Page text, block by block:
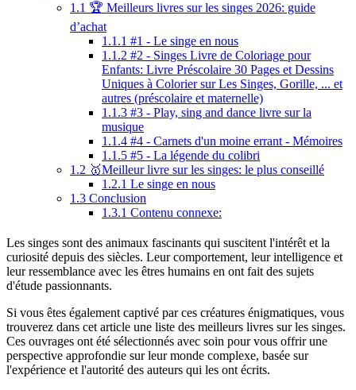
1.1 🏆 Meilleurs livres sur les singes 2026: guide
d’achat
1.1.1 #1 - Le singe en nous
1.1.2 #2 - Singes Livre de Coloriage pour
Enfants: Livre Préscolaire 30 Pages et Dessins
Uniques à Colorier sur Les Singes, Gorille, ... et
autres (préscolaire et maternelle)
1.1.3 #3 - Play, sing and dance livre sur la
musique
1.1.4 #4 - Carnets d'un moine errant - Mémoires
1.1.5 #5 - La légende du colibri
1.2 🥇Meilleur livre sur les singes: le plus conseillé
1.2.1 Le singe en nous
1.3 Conclusion
1.3.1 Contenu connexe:
Les singes sont des animaux fascinants qui suscitent l'intérêt et la
curiosité depuis des siècles. Leur comportement, leur intelligence et
leur ressemblance avec les êtres humains en ont fait des sujets
d'étude passionnants.
Si vous êtes également captivé par ces créatures énigmatiques, vous
trouverez dans cet article une liste des meilleurs livres sur les singes.
Ces ouvrages ont été sélectionnés avec soin pour vous offrir une
perspective approfondie sur leur monde complexe, basée sur
l'expérience et l'autorité des auteurs qui les ont écrits.